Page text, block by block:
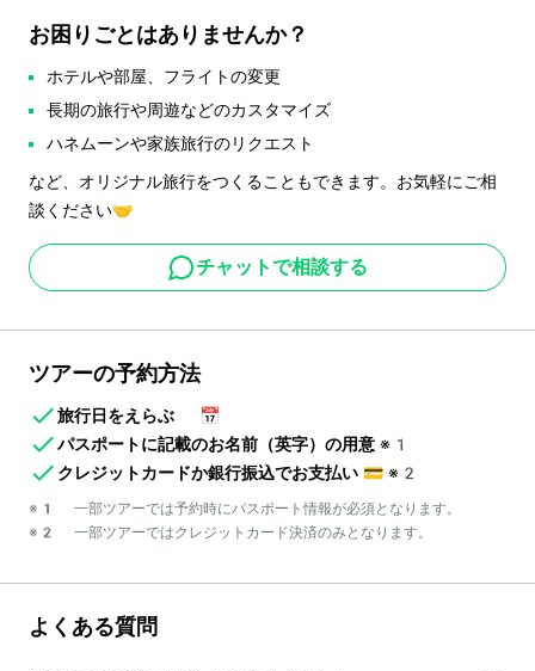
お困りごとはありませんか？
ホテルや部屋、フライトの変更
長期の旅行や周遊などのカスタマイズ
ハネムーンや家族旅行のリクエスト
など、オリジナル旅行をつくることもできます。お気軽にご相
談ください🤝
チャットで相談する
ツアーの予約方法
旅行日をえらぶ
📅
パスポートに記載のお名前（英字）の用意 ※1
クレジットカードか銀行振込でお支払い 💳 ※2
※1 一部ツアーでは予約時にパスポート情報が必須となります。
※2 一部ツアーではクレジットカード決済のみとなります。
よくある質問